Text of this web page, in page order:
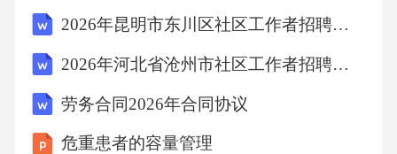
地和丘陵占总面积的70%以上B、长江干流穿境
而过，长度超过1000公里C、境内拥有众多湖
泊，被誉为“千湖之省”D、气候类型以温带季风
气候为主答案：A解析：湖南省地理特征显著，
山地和丘陵占总面积的70%以上，属于典型的山
2026年昆明市东川区社区工作者招聘考试参考试题及答案解析
2026年河北省沧州市社区工作者招聘考试模拟试题及答案解析
劳务合同2026年合同协议
危重患者的容量管理